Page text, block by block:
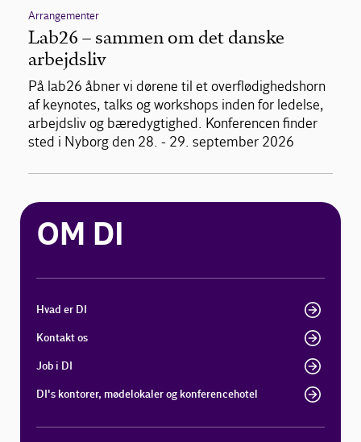
Arrangementer
Lab26 – sammen om det danske
arbejdsliv
På lab26 åbner vi dørene til et overflødighedshorn
af keynotes, talks og workshops inden for ledelse,
arbejdsliv og bæredygtighed. Konferencen finder
sted i Nyborg den 28. - 29. september 2026
OM DI
Hvad er DI
Kontakt os
Job i DI
DI's kontorer, mødelokaler og konferencehotel